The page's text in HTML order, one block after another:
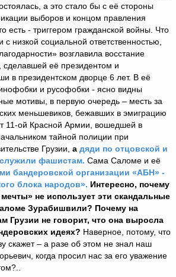
а это стало бы с её стороны
выборов и концом правления
есть - триггером гражданской войны. Что
низкой социальной ответственностью,
возглавила восстание
сделавшей её президентом и
в президентском дворце 6 лет. В её
и русофобки - ясно видны
мотивы, в первую очередь – месть за
меньшевиков, бежавших в эмиграцию
11-ой Красной Армии, вошедшей в
тайной полиции при
Грузии, а дяди по отцовской и
фашистам. Сама Саломе и её
бандеровской организации «АБН» -
блока народов». Интересно, почему
не использует эти скандальные
Зурабишвили? Почему на
Грузии не говорит, что она выросла
идеях? Наверное, потому, что
скажет – а разе об этом не знал наш
когда просил нас за его уважение